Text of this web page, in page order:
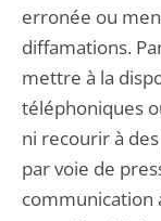
erronée ou
diffamations.
mettre à la
téléphoniques
ni recourir à
par voie de
communication